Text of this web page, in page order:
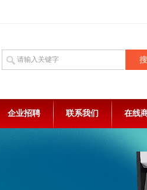
企业招聘 联系我们 在线